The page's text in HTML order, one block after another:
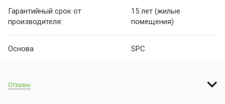
Гарантийный срок от
производителя:
15 лет (жилые
помещения)
Основа SPC
Отзывы